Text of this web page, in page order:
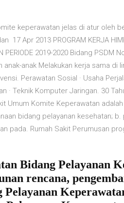
keperawatan jelas di atur oleh
Apr 2013 PROGRAM KERJA
PERIODE 2019-2020 Bidang
anak Melakukan kerja sama di
Perawatan Sosial · Usaha
· Teknik Komputer Jaringan. 30
Umum Komite Keperawatan
bidang pelayanan kesehatan;
pada. Rumah Sakit Perumusan
Bidang Pelayanan
rencana,